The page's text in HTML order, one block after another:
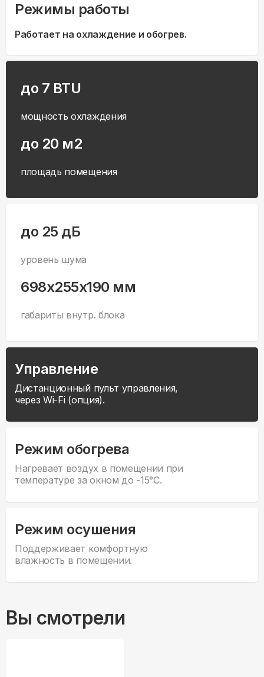
Режимы работы
Работает на охлаждение и обогрев.
до 7 BTU
мощность охлаждения
до 20 м2
площадь помещения
до 25 дБ
уровень шума
698x255x190 мм
габариты внутр. блока
Управление
Дистанционный пульт управления,
через Wi-Fi (опция).
Режим обогрева
Нагревает воздух в помещении при
температуре за окном до -15°С.
Режим осушения
Поддерживает комфортную
влажность в помещении.
Вы смотрели